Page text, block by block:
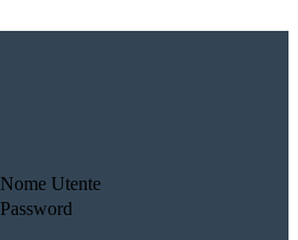
Nome Utente
Password